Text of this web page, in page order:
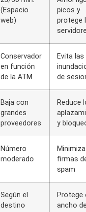
(Espacio
web)
picos y
protege
Conservador
en función
de la ATM
Evita las
de
Baja con
grandes
proveedores
Reduce
y
Número
moderado
firmas
spam
Según el
destino
Protege
ancho